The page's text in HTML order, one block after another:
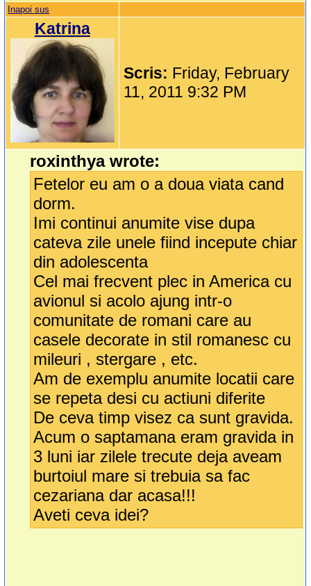
Inapoi sus
Katrina
Scris: Friday, February
11, 2011 9:32 PM
roxinthya wrote:
Fetelor eu am o a doua viata cand
dorm.
Imi continui anumite vise dupa
cateva zile unele fiind incepute chiar
din adolescenta
Cel mai frecvent plec in America cu
avionul si acolo ajung intr-o
comunitate de romani care au
casele decorate in stil romanesc cu
mileuri , stergare , etc.
Am de exemplu anumite locatii care
se repeta desi cu actiuni diferite
De ceva timp visez ca sunt gravida.
Acum o saptamana eram gravida in
3 luni iar zilele trecute deja aveam
burtoiul mare si trebuia sa fac
cezariana dar acasa!!!
Aveti ceva idei?